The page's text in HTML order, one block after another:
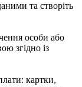
та створіть
особи або
згідно із
картки,